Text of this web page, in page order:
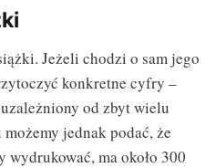
Jeżeli chodzi o sam jego
konkretne cyfry –
od zbyt wielu
jednak podać, że
ma około 300